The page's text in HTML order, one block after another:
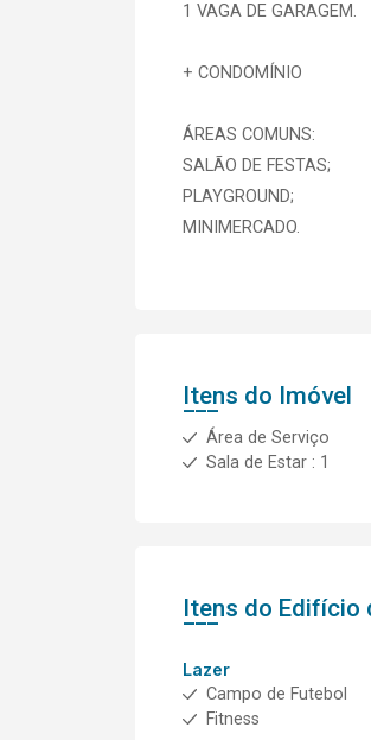
1 VAGA DE GARAGEM.
+ CONDOMÍNIO
ÁREAS COMUNS:
SALÃO DE FESTAS;
PLAYGROUND;
MINIMERCADO.
Itens do Imóvel
Área de Serviço
Sala de Estar : 1
Itens do Edifício
Lazer
Campo de Futebol
Fitness